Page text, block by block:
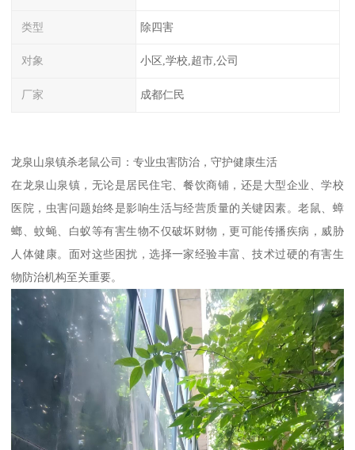
类型 除四害
对象 小区,学校,超市,公司
厂家 成都仁民
龙泉山泉镇杀老鼠公司：专业虫害防治，守护健康生活
在龙泉山泉镇，无论是居民住宅、餐饮商铺，还是大型企业、学校
医院，虫害问题始终是影响生活与经营质量的关键因素。老鼠、蟑
螂、蚊蝇、白蚁等有害生物不仅破坏财物，更可能传播疾病，威胁
人体健康。面对这些困扰，选择一家经验丰富、技术过硬的有害生
物防治机构至关重要。